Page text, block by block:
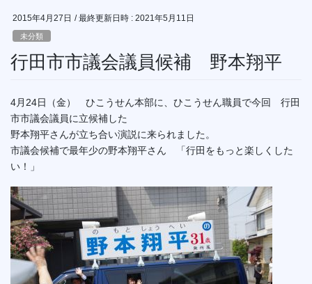
2015年4月27日 / 最終更新日時 : 2021年5月11日
未分類
行田市市議会議員候補 野本翔平
4月24日（金） ひこうせん本部に、ひこうせん職員で今回 行田
市市議会議員に立候補した
野本翔平さんが立ち合い演説に来られました。
市議会候補で最年少の野本翔平さん 「行田をもっと楽しくした
い！」